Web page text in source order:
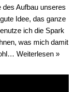
Aufbau unseres
Idee, das ganze
ich die Spark
was mich damit
Weiterlesen »